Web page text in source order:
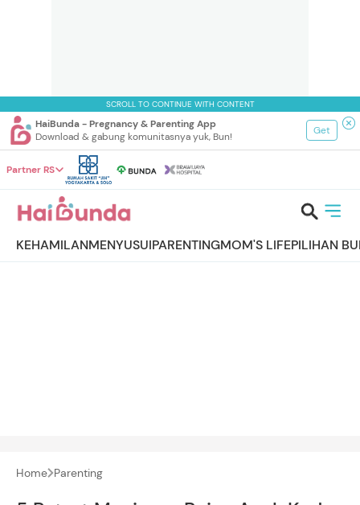
SCROLL TO CONTINUE WITH CONTENT
HaiBunda - Pregnancy & Parenting App
Download & gabung komunitasnya yuk, Bun!
Get
Partner RS
KEHAMILANMENYUSUIPARENTINGMOM'S LIFEPILIHAN
Home Parenting